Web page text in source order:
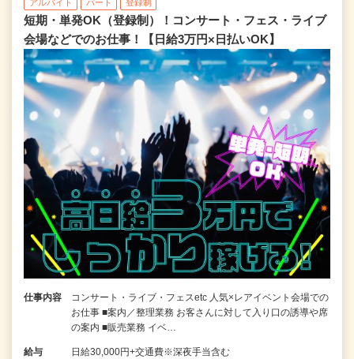
アルバイト パート 登録制
短期・単発OK（登録制）！コンサート・フェス・ライブ
会場などでのお仕事！【日給3万円×日払いOK】
仕事内容
コンサート・ライブ・フェスetc 人気×レアイベント会場での
お仕事 ■案内／整理業務 お客さんに対して入り口の誘導や席
の案内 ■販売業務 イベ…
給与 日給30,000円+交通費※深夜手当含む